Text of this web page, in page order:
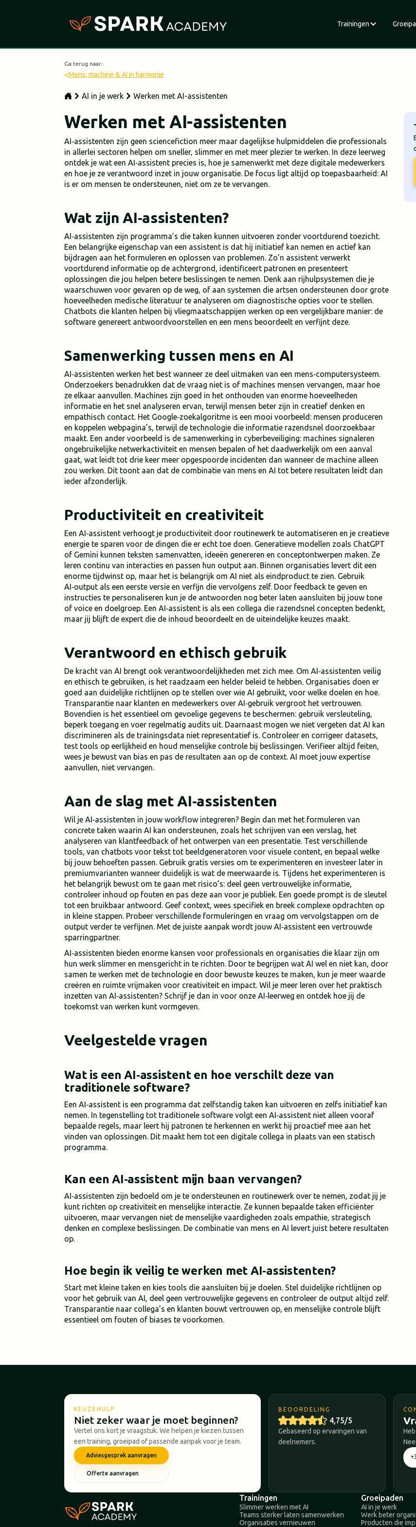
Trainingen
Ga terug naar:
<Mens, machine & AI in harmonie
AI in je werk Werken met AI-assistenten
Werken met AI-assistenten
AI‑assistenten zijn geen sciencefiction meer maar dagelijkse hulpmiddelen die professionals
in allerlei sectoren helpen om sneller, slimmer en met meer plezier te werken. In deze leerweg
ontdek je wat een AI‑assistent precies is, hoe je samenwerkt met deze digitale medewerkers
en hoe je ze verantwoord inzet in jouw organisatie. De focus ligt altijd op toepasbaarheid: AI
is er om mensen te ondersteunen, niet om ze te vervangen.
Wat zijn AI‑assistenten?
AI‑assistenten zijn programma’s die taken kunnen uitvoeren zonder voortdurend toezicht.
Een belangrijke eigenschap van een assistent is dat hij initiatief kan nemen en actief kan
bijdragen aan het formuleren en oplossen van problemen. Zo’n assistent verwerkt
voortdurend informatie op de achtergrond, identificeert patronen en presenteert
oplossingen die jou helpen betere beslissingen te nemen. Denk aan rijhulpsystemen die je
waarschuwen voor gevaren op de weg, of aan systemen die artsen ondersteunen door grote
hoeveelheden medische literatuur te analyseren om diagnostische opties voor te stellen.
Chatbots die klanten helpen bij vliegmaatschappijen werken op een vergelijkbare manier: de
software genereert antwoordvoorstellen en een mens beoordeelt en verfijnt deze.
Samenwerking tussen mens en AI
AI‑assistenten werken het best wanneer ze deel uitmaken van een mens‑computersysteem.
Onderzoekers benadrukken dat de vraag niet is of machines mensen vervangen, maar hoe
ze elkaar aanvullen. Machines zijn goed in het onthouden van enorme hoeveelheden
informatie en het snel analyseren ervan, terwijl mensen beter zijn in creatief denken en
empathisch contact. Het Google‑zoekalgoritme is een mooi voorbeeld: mensen produceren
en koppelen webpagina’s, terwijl de technologie die informatie razendsnel doorzoekbaar
maakt. Een ander voorbeeld is de samenwerking in cyberbeveiliging: machines signaleren
ongebruikelijke netwerkactiviteit en mensen bepalen of het daadwerkelijk om een aanval
gaat, wat leidt tot drie keer meer opgespoorde incidenten dan wanneer de machine alleen
zou werken. Dit toont aan dat de combinatie van mens en AI tot betere resultaten leidt dan
ieder afzonderlijk.
Productiviteit en creativiteit
Een AI‑assistent verhoogt je productiviteit door routinewerk te automatiseren en je creatieve
energie te sparen voor de dingen die er echt toe doen. Generatieve modellen zoals ChatGPT
of Gemini kunnen teksten samenvatten, ideeën genereren en conceptontwerpen maken. Ze
leren continu van interacties en passen hun output aan. Binnen organisaties levert dit een
enorme tijdwinst op, maar het is belangrijk om AI niet als eindproduct te zien. Gebruik
AI‑output als een eerste versie en verfijn die vervolgens zelf. Door feedback te geven en
instructies te personaliseren kun je de antwoorden nog beter laten aansluiten bij jouw tone
of voice en doelgroep. Een AI‑assistent is als een collega die razendsnel concepten bedenkt,
maar jij blijft de expert die de inhoud beoordeelt en de uiteindelijke keuzes maakt.
Verantwoord en ethisch gebruik
De kracht van AI brengt ook verantwoordelijkheden met zich mee. Om AI‑assistenten veilig
en ethisch te gebruiken, is het raadzaam een helder beleid te hebben. Organisaties doen er
goed aan duidelijke richtlijnen op te stellen over wie AI gebruikt, voor welke doelen en hoe.
Transparantie naar klanten en medewerkers over AI‑gebruik vergroot het vertrouwen.
Bovendien is het essentieel om gevoelige gegevens te beschermen: gebruik versleuteling,
beperk toegang en voer regelmatig audits uit. Daarnaast mogen we niet vergeten dat AI kan
discrimineren als de trainingsdata niet representatief is. Controleer en corrigeer datasets,
test tools op eerlijkheid en houd menselijke controle bij beslissingen. Verifieer altijd feiten,
wees je bewust van bias en pas de resultaten aan op de context. AI moet jouw expertise
aanvullen, niet vervangen.
Aan de slag met AI‑assistenten
Wil je AI‑assistenten in jouw workflow integreren? Begin dan met het formuleren van
concrete taken waarin AI kan ondersteunen, zoals het schrijven van een verslag, het
analyseren van klantfeedback of het ontwerpen van een presentatie. Test verschillende
tools, van chatbots voor tekst tot beeldgeneratoren voor visuele content, en bepaal welke
bij jouw behoeften passen. Gebruik gratis versies om te experimenteren en investeer later in
premiumvarianten wanneer duidelijk is wat de meerwaarde is. Tijdens het experimenteren is
het belangrijk bewust om te gaan met risico’s: deel geen vertrouwelijke informatie,
controleer inhoud op fouten en pas deze aan voor je publiek. Een goede prompt is de sleutel
tot een bruikbaar antwoord. Geef context, wees specifiek en breek complexe opdrachten op
in kleine stappen. Probeer verschillende formuleringen en vraag om vervolgstappen om de
output verder te verfijnen. Met de juiste aanpak wordt jouw AI‑assistent een vertrouwde
sparringpartner.
AI‑assistenten bieden enorme kansen voor professionals en organisaties die klaar zijn om
hun werk slimmer en mensgericht in te richten. Door te begrijpen wat AI wel en niet kan, door
samen te werken met de technologie en door bewuste keuzes te maken, kun je meer waarde
creëren en ruimte vrijmaken voor creativiteit en impact. Wil je meer leren over het praktisch
inzetten van AI‑assistenten? Schrijf je dan in voor onze AI‑leerweg en ontdek hoe jij de
toekomst van werken kunt vormgeven.
Veelgestelde vragen
Wat is een AI‑assistent en hoe verschilt deze van
traditionele software?
Een AI‑assistent is een programma dat zelfstandig taken kan uitvoeren en zelfs initiatief kan
nemen. In tegenstelling tot traditionele software volgt een AI‑assistent niet alleen vooraf
bepaalde regels, maar leert hij patronen te herkennen en werkt hij proactief mee aan het
vinden van oplossingen. Dit maakt hem tot een digitale collega in plaats van een statisch
programma.
Kan een AI‑assistent mijn baan vervangen?
AI‑assistenten zijn bedoeld om je te ondersteunen en routinewerk over te nemen, zodat jij je
kunt richten op creativiteit en menselijke interactie. Ze kunnen bepaalde taken efficiënter
uitvoeren, maar vervangen niet de menselijke vaardigheden zoals empathie, strategisch
denken en complexe beslissingen. De combinatie van mens en AI levert juist betere resultaten
op.
Hoe begin ik veilig te werken met AI‑assistenten?
Start met kleine taken en kies tools die aansluiten bij je doelen. Stel duidelijke richtlijnen op
voor het gebruik van AI, deel geen vertrouwelijke gegevens en controleer de output altijd zelf.
Transparantie naar collega’s en klanten bouwt vertrouwen op, en menselijke controle blijft
essentieel om fouten of biases te voorkomen.
KEUZEHULP
Niet zeker waar je moet beginnen?
Vertel ons kort je vraagstuk. We helpen je kiezen tussen
een training, groeipad of passende aanpak voor je team.
Adviesgesprek aanvragen
Offerte aanvragen
BEOORDELING
4,75/5
Gebaseerd op ervaringen van
deelnemers.
Trainingen
Slimmer werken met AI
Teams sterker laten samenwerken
Organisaties vernieuwen
Groeipaden
AI in je werk
Werk beter
Producten die